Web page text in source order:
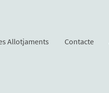
Allotjaments Contacte